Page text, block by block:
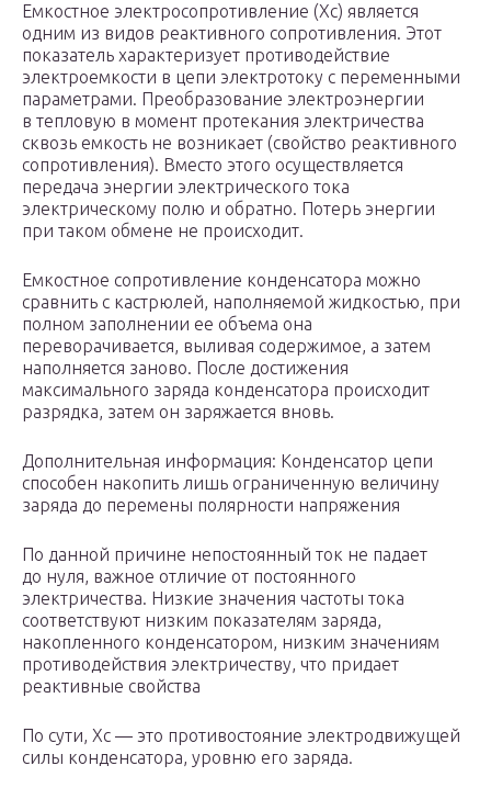
Емкостное электросопротивление (Xc) является
одним из видов реактивного сопротивления. Этот
показатель характеризует противодействие
электроемкости в цепи электротоку с переменными
параметрами. Преобразование электроэнергии
в тепловую в момент протекания электричества
сквозь емкость не возникает (свойство реактивного
сопротивления). Вместо этого осуществляется
передача энергии электрического тока
электрическому полю и обратно. Потерь энергии
при таком обмене не происходит.
Емкостное сопротивление конденсатора можно
сравнить с кастрюлей, наполняемой жидкостью, при
полном заполнении ее объема она
переворачивается, выливая содержимое, а затем
наполняется заново. После достижения
максимального заряда конденсатора происходит
разрядка, затем он заряжается вновь.
Дополнительная информация: Конденсатор цепи
способен накопить лишь ограниченную величину
заряда до перемены полярности напряжения
По данной причине непостоянный ток не падает
до нуля, важное отличие от постоянного
электричества. Низкие значения частоты тока
соответствуют низким показателям заряда,
накопленного конденсатором, низким значениям
противодействия электричеству, что придает
реактивные свойства
По сути, Xc — это противостояние электродвижущей
силы конденсатора, уровню его заряда.